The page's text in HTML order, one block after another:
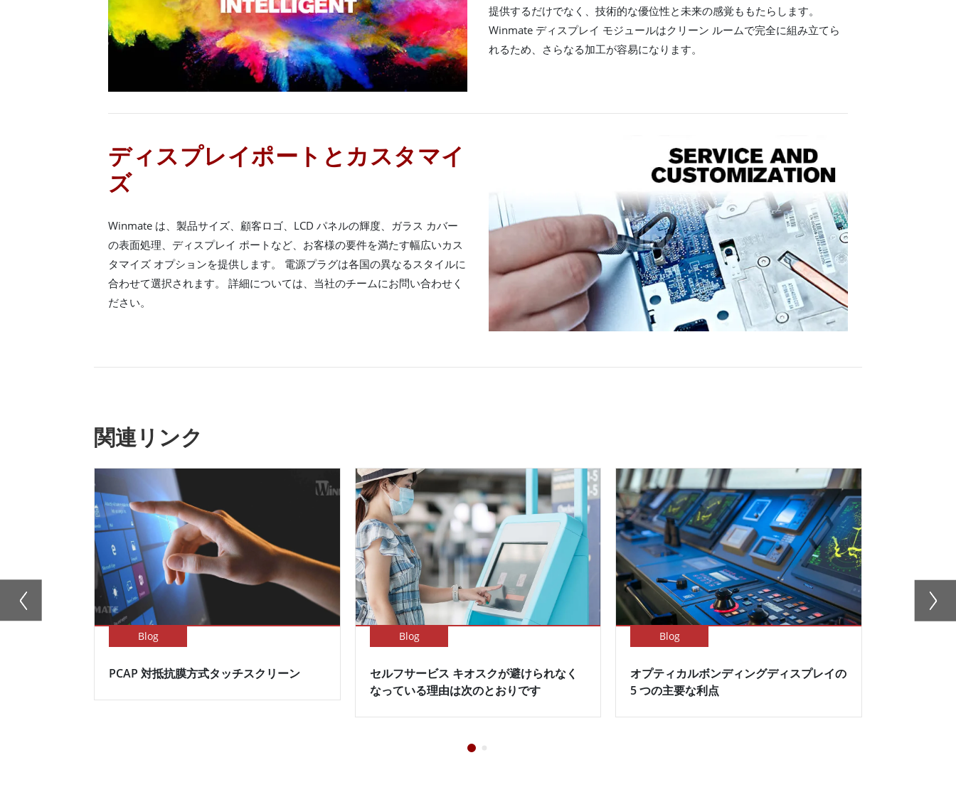
提供するだけでなく、技術的な優位性と未来の感覚ももたらします。
Winmate ディスプレイ モジュールはクリーン ルームで完全に組み立てら
れるため、さらなる加工が容易になります。
ディスプレイポートとカスタマイ
ズ
Winmate は、製品サイズ、顧客ロゴ、LCD パネルの輝度、ガラス カバー
の表面処理、ディスプレイ ポートなど、お客様の要件を満たす幅広いカス
タマイズ オプションを提供します。 電源プラグは各国の異なるスタイルに
合わせて選択されます。 詳細については、当社のチームにお問い合わせく
ださい。
関連リンク
Blog
PCAP 対抵抗膜方式タッチスクリーン
Blog
セルフサービス キオスクが避けられなく
なっている理由は次のとおりです
Blog
オプティカルボンディングディスプレイの
5 つの主要な利点